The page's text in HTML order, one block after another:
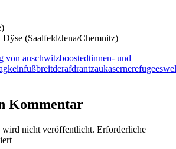
(Saalfeld/Jena/Chemnitz)
von auschwitzboostedtinnen- und
keinfußbreitderafdrantzaukaserne
Kommentar
nicht veröffentlicht. Erforderliche